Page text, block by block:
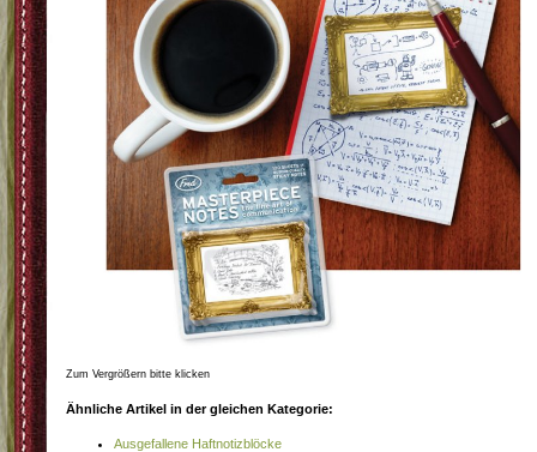
Zum Vergrößern bitte klicken
Ähnliche Artikel in der gleichen Kategorie:
Ausgefallene Haftnotizblöcke